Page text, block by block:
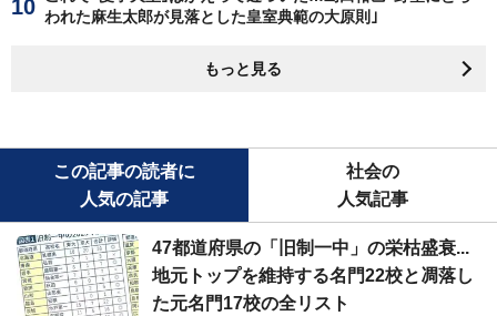
われた麻生太郎が見落とした皇室典範の大原則｣
もっと見る
この記事の読者に
人気の記事
社会の
人気記事
47都道府県の「旧制一中」の栄枯盛衰...
地元トップを維持する名門22校と凋落し
た元名門17校の全リスト